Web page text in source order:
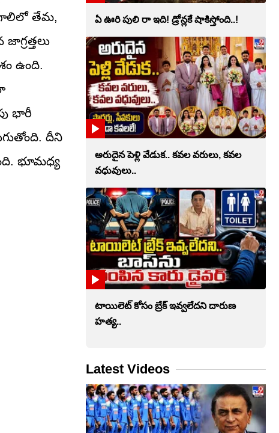
గాలిలో తేమ,
ఉంది.
భారీ
దీని
భూమధ్య
ఏ ఊరి పులి రా ఇది! డ్రోన్లకే షాకిస్తోంది..!
అరుదైన పెళ్లి వేడుక.. కవల వరులు, కవల
వధువులు..
టాయిలెట్‌ కోసం బ్రేక్‌ ఇవ్వలేదని దారుణ
హత్య..
Latest Videos